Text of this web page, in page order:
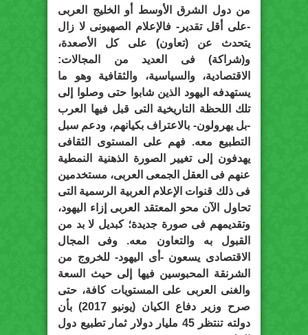
من دول الشرق الأوسط أو الخليج العربى
-على أقل تقدير- فالإعلام الصهيونى لا زال
يتحدث عن (تعاون) على كل الأصعدة،
و(شراكة) فى العديد من المجالات:
الاقتصادية، والسياسية، والثقافية وهو ما
يستهدفه اليهود الذين شابوا حتى وصلوا إلى
تلك اللحظة التاريخية التى قبل فيها العرب
-بل يهرولون- بالاعتراف بكيانهم، ودعم سبل
التطبيع معه. فهم على المستوى الثقافى
يهدفون إلى تغيير الصورة الذهنية النمطية
عنهم فى العقل الجمعى العربى، مستخدمين
فى ذلك قنوات الإعلام العربية الرسمية التى
تحاول الآن محو المعتقد العربى إزاء اليهود،
وتقديمهم فى صورة جديدة؛ كبديل لا بد من
القبول به والتعاون معه. وفى المجال
الاقتصادى يسعون -أى اليهود- للخروج من
الشرنقة المحبوسين فيها إلى حيث السعة
والغنى العربى على المستويات كافة، حتى
صرح وزير دفاع الكيان (يونيو 2017) بأن
دولته تنتظر 45 مليار دولار ثمار تطبيع دول